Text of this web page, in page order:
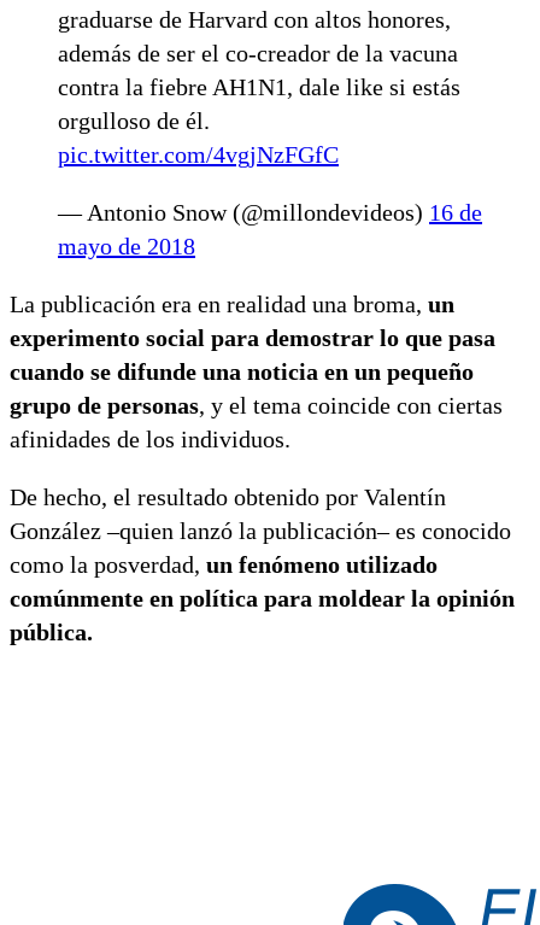
graduarse de Harvard con altos honores,
además de ser el co-creador de la vacuna
contra la fiebre AH1N1, dale like si estás
orgulloso de él.
pic.twitter.com/4vgjNzFGfC
— Antonio Snow (@millondevideos) 16 de
mayo de 2018
La publicación era en realidad una broma, un
experimento social para demostrar lo que pasa
cuando se difunde una noticia en un pequeño
grupo de personas, y el tema coincide con ciertas
afinidades de los individuos.
De hecho, el resultado obtenido por Valentín
González –quien lanzó la publicación– es conocido
como la posverdad, un fenómeno utilizado
comúnmente en política para moldear la opinión
pública.